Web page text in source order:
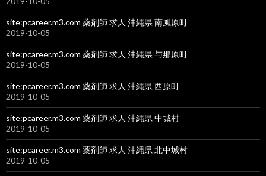
site:pcareer.m3.com 薬剤師 求人 沖縄県 南風原町
2019-10-05
site:pcareer.m3.com 薬剤師 求人 沖縄県 与那原町
2019-10-05
site:pcareer.m3.com 薬剤師 求人 沖縄県 西原町
2019-10-05
site:pcareer.m3.com 薬剤師 求人 沖縄県 中城村
2019-10-05
site:pcareer.m3.com 薬剤師 求人 沖縄県 北中城村
2019-10-05